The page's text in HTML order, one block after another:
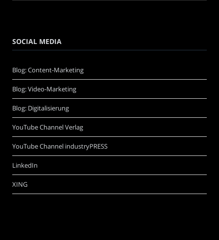
SOCIAL MEDIA
Blog: Content-Marketing
Blog: Video-Marketing
Blog: Digitalisierung
YouTube Channel Verlag
YouTube Channel industryPRESS
LinkedIn
XING